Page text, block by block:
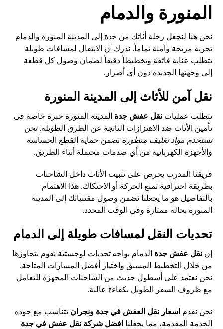
المنورة والدمام
نحن هنا لنجعل رحلة أثاثك من جدة إلى المدينة المنورة والدمام
تجربة مريحة وآمنة تماماً. ندرك أن الانتقال لمسافات طويلة
يتطلب عناية فائقة وتخطيطاً دقيقاً لضمان وصول كل قطعة
إلى وجهتها الجديدة دون أي أضرار.
نقل آمن للأثاث إلى المدينة المنورة
تتطلب عملياتنقل عفش جدة المدينة المنورة خبرة خاصة في
تأمين الأثاث ضد الاهتزازات الناتجة عن الطرق الطويلة.نحن
نستخدم مواد تغليف متطورة تضمن حماية القطع الحساسة
والأجهزة الكهربائية من أي صدمات محتملة أثناء الطريق.
فريقنا المدرب يحرص على تثبيت الأثاث داخل الشاحنات
بطريقة احترافية تمنع الحركة أو الاحتكاك. هذا الاهتمام
بالتفاصيل هو ما يجعلنا نضمن وصول مقتنياتك إلى المدينة
المنورة بحالة ممتازة وفي الوقت المحدد.
تحديات النقل لمسافات طويلة إلى الدمام
إننقل عفش جدة الدمام يواجه تحديات لوجستية نقوم بتجاوزها
من خلال التخطيط المسبق واختيار أفضل المسارات المتاحة.
نحن نعتمد على أسطول حديث من الشاحنات المجهزة للتعامل
مع ظروف السفر الطويل بكفاءة عالية.
نحن نقدم اسعار نقل العفش في جدة ونجران تتناسب مع جودة
الخدمة المقدمة، مما يجعلنا افضل شركة نقل عفش في جدة